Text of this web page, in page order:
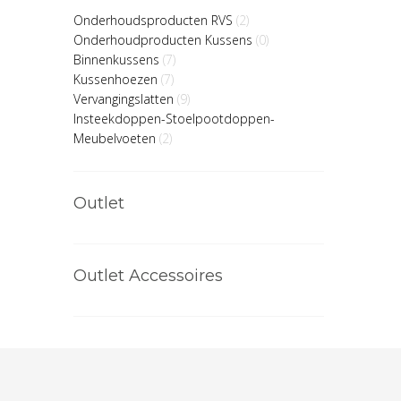
Onderhoudsproducten RVS (2)
Onderhoudproducten Kussens (0)
Binnenkussens (7)
Kussenhoezen (7)
Vervangingslatten (9)
Insteekdoppen-Stoelpootdoppen-
Meubelvoeten (2)
Outlet
Outlet Accessoires